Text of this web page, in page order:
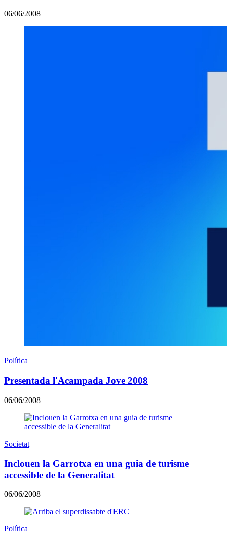
06/06/2008
Política
Presentada l'Acampada Jove 2008
06/06/2008
Societat
Inclouen la Garrotxa en una guia de turisme
accessible de la Generalitat
06/06/2008
Política